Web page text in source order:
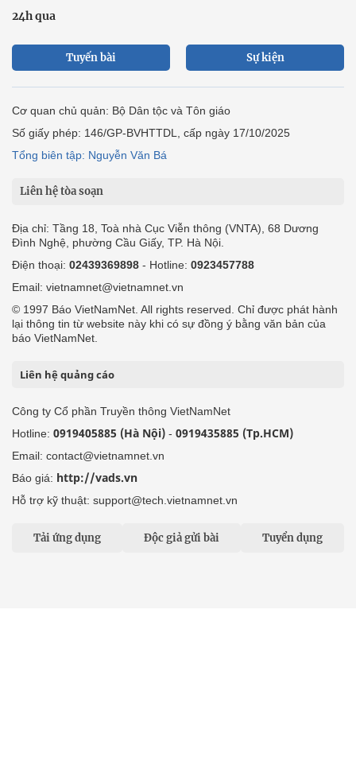
24h qua
Tuyến bài Sự kiện
Cơ quan chủ quản: Bộ Dân tộc và Tôn giáo
Số giấy phép: 146/GP-BVHTTDL, cấp ngày 17/10/2025
Tổng biên tập: Nguyễn Văn Bá
Liên hệ tòa soạn
Địa chỉ: Tầng 18, Toà nhà Cục Viễn thông (VNTA), 68 Dương
Đình Nghệ, phường Cầu Giấy, TP. Hà Nội.
Điện thoại: 02439369898 - Hotline: 0923457788
Email: vietnamnet@vietnamnet.vn
© 1997 Báo VietNamNet. All rights reserved. Chỉ được phát hành
lại thông tin từ website này khi có sự đồng ý bằng văn bản của
báo VietNamNet.
Liên hệ quảng cáo
Công ty Cổ phần Truyền thông VietNamNet
Hotline: 0919405885 (Hà Nội) - 0919435885 (Tp.HCM)
Email: contact@vietnamnet.vn
Báo giá: http://vads.vn
Hỗ trợ kỹ thuật: support@tech.vietnamnet.vn
Tải ứng dụng Độc giả gửi bài Tuyển dụng